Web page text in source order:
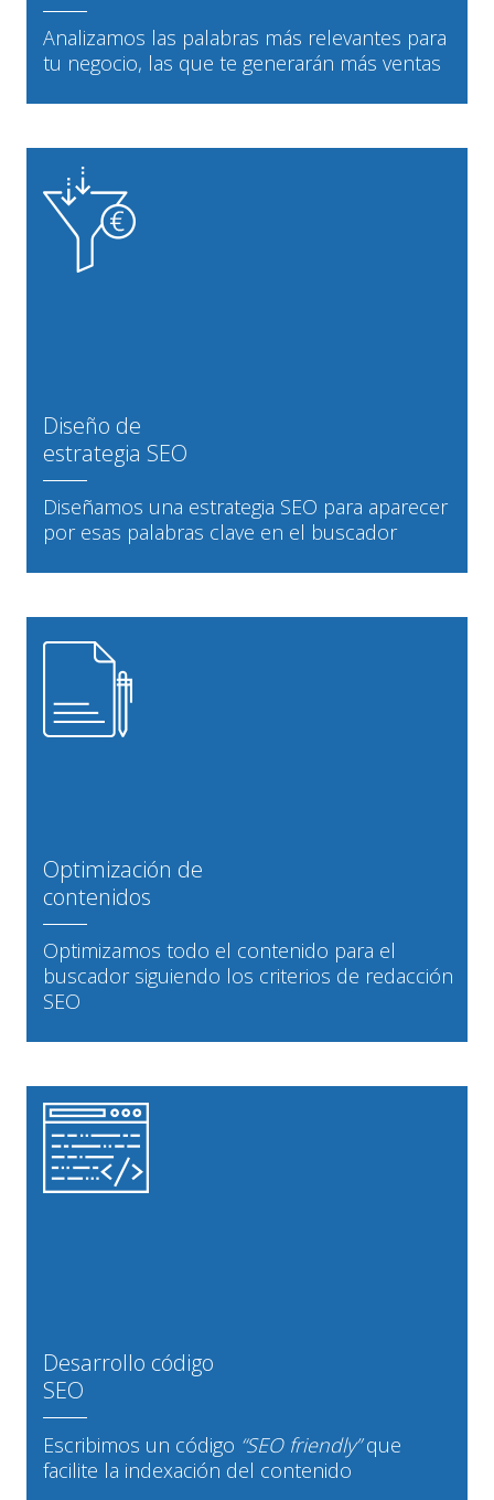
Analizamos las palabras más relevantes para
tu negocio, las que te generarán más ventas
Diseño de
estrategia SEO
Diseñamos una estrategia SEO para aparecer
por esas palabras clave en el buscador
Optimización de
contenidos
Optimizamos todo el contenido para el
buscador siguiendo los criterios de redacción
SEO
Desarrollo código
SEO
Escribimos un código “SEO friendly”que
facilite la indexación del contenido